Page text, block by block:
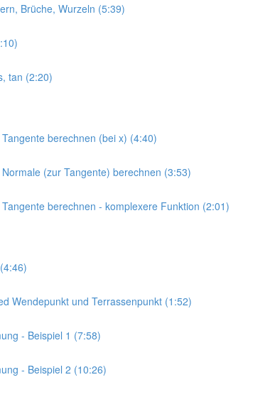
Brüche, Wurzeln (5:39)
tan (2:20)
berechnen (bei x) (4:40)
(zur Tangente) berechnen (3:53)
berechnen - komplexere Funktion (2:01)
Wendepunkt und Terrassenpunkt (1:52)
- Beispiel 1 (7:58)
- Beispiel 2 (10:26)